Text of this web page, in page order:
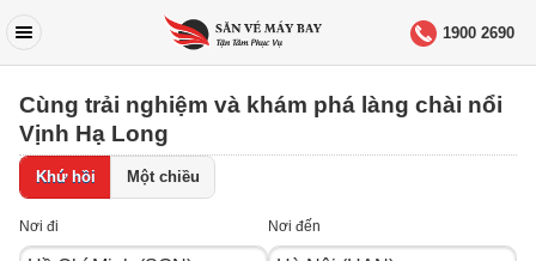
1900 2690
Cùng trải nghiệm và khám phá làng chài nổi
Vịnh Hạ Long
Khứ hồi Một chiều
Nơi đi Nơi đến